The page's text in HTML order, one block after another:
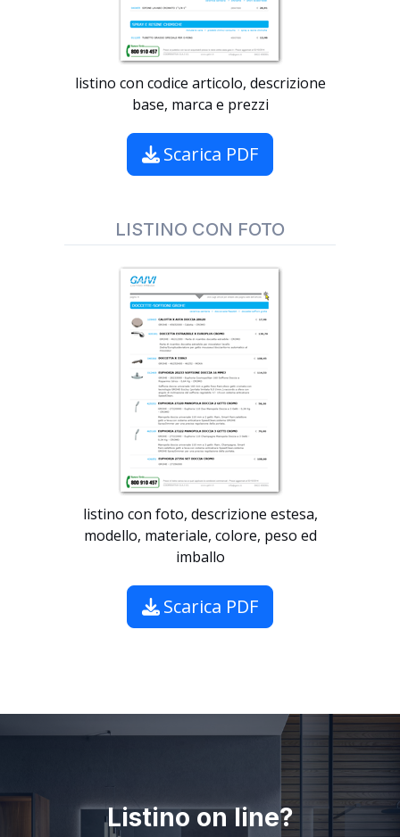
listino con codice articolo, descrizione
base, marca e prezzi
Scarica PDF
LISTINO CON FOTO
listino con foto, descrizione estesa,
modello, materiale, colore, peso ed
imballo
Scarica PDF
Listino on line?